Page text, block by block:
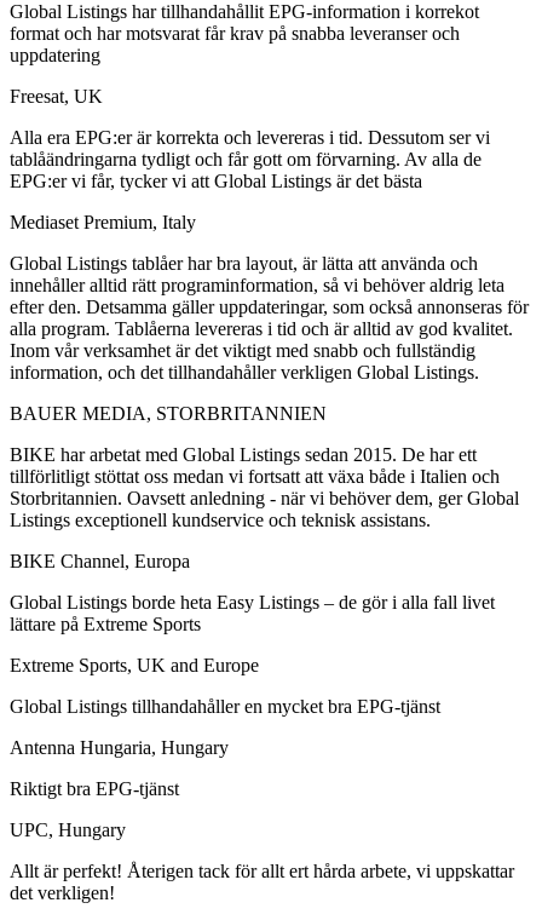
Global Listings har tillhandahållit EPG-information i korrekot
format och har motsvarat får krav på snabba leveranser och
uppdatering
Freesat, UK
Alla era EPG:er är korrekta och levereras i tid. Dessutom ser vi
tablåändringarna tydligt och får gott om förvarning. Av alla de
EPG:er vi får, tycker vi att Global Listings är det bästa
Mediaset Premium, Italy
Global Listings tablåer har bra layout, är lätta att använda och
innehåller alltid rätt programinformation, så vi behöver aldrig leta
efter den. Detsamma gäller uppdateringar, som också annonseras för
alla program. Tablåerna levereras i tid och är alltid av god kvalitet.
Inom vår verksamhet är det viktigt med snabb och fullständig
information, och det tillhandahåller verkligen Global Listings.
BAUER MEDIA, STORBRITANNIEN
BIKE har arbetat med Global Listings sedan 2015. De har ett
tillförlitligt stöttat oss medan vi fortsatt att växa både i Italien och
Storbritannien. Oavsett anledning - när vi behöver dem, ger Global
Listings exceptionell kundservice och teknisk assistans.
BIKE Channel, Europa
Global Listings borde heta Easy Listings – de gör i alla fall livet
lättare på Extreme Sports
Extreme Sports, UK and Europe
Global Listings tillhandahåller en mycket bra EPG-tjänst
Antenna Hungaria, Hungary
Riktigt bra EPG-tjänst
UPC, Hungary
Allt är perfekt! Återigen tack för allt ert hårda arbete, vi uppskattar
det verkligen!